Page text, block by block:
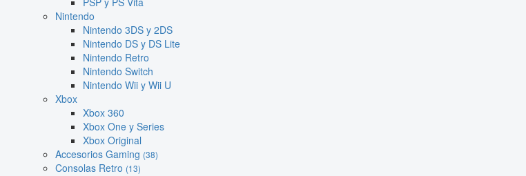
Nintendo
Nintendo 3DS y 2DS
Nintendo DS y DS Lite
Nintendo Retro
Nintendo Switch
Nintendo Wii y Wii U
Xbox
Xbox 360
Xbox One y Series
Xbox Original
Accesorios Gaming (38)
Consolas Retro (13)